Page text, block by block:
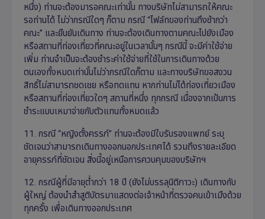
หนึ่ง) ท่านจะต้องมารอคณะเท่านั้น ทางบริษัทไม่สามารถให้คณะ
รอท่านได้ ไม่ว่ากรณีใดๆ ก็ตาม กรณี “ไฟล์ทของท่านถึงช้ากว่า
คณะ” และยืนยันเดินทาง ท่านจะต้องเดินทางตามคณะไปยังเมือง
หรือสถานที่ท่องเที่ยวที่คณะอยู่ในเวลานั้นๆ กรณีนี้ จะมีค่าใช้จ่าย
เพิ่ม ท่านจำเป็นจะต้องชำระค่าใช้จ่ายที่ใช้ในการเดินทางด้วย
ตนเองทั้งหมดเท่านั้นไม่ว่ากรณีใดก็ตาม และทางบริษัทขอสงวน
สิทธิ์ไม่สามารถชดเชย หรือทดแทน หากท่านไม่ได้ท่องเที่ยวเมือง
หรือสถานที่ท่องเที่ยวใดๆ สถานที่หนึ่ง ทุกกรณี เนื่องจากเป้นการ
ชำระแบบเหมาจ่ายกับตัวแทนทั้งหมดแล้ว
11. กรณี “หญิงตั้งครรภ์” ท่านจะต้องมีใบรับรองแพทย์ ระบุ
ชัดเจนว่าสามารถเดินทางออกนอกประเทศได้ รวมถึงรายละเอียด
อายุครรภ์ที่ชัดเจน สิ่งนี้อยู่เหนือการควบคุมของบริษัทฯ
12. กรณีผู้ที่มีอายุต่ำกว่า 18 ปี (ยังไม่บรรลุนิติภาวะ) เดินทางกับ
ผู้ใหญ่ ต้องนำสำสูติบัตรมาแสดงต่อเจ้าหน้าที่ตรวจคนเข้าเมืงด้วย
ทุกครั้ง เพื่อเดินทางออกประเทศ